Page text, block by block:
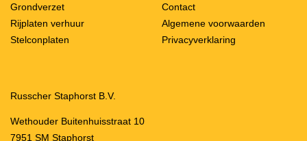
Grondverzet
Rijplaten verhuur
Stelconplaten
Contact
Algemene voorwaarden
Privacyverklaring
Russcher Staphorst B.V.
Wethouder Buitenhuisstraat 10
7951 SM Staphorst